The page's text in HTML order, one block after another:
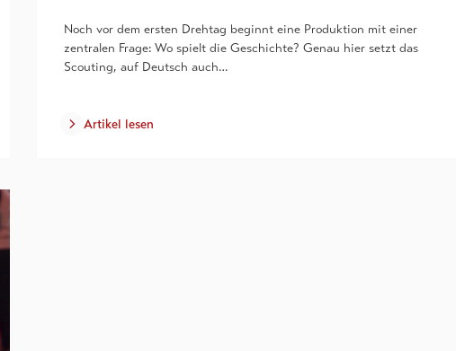
Noch vor dem ersten Drehtag beginnt eine Produktion mit einer
zentralen Frage: Wo spielt die Geschichte? Genau hier setzt das
Scouting, auf Deutsch auch…
Artikel lesen